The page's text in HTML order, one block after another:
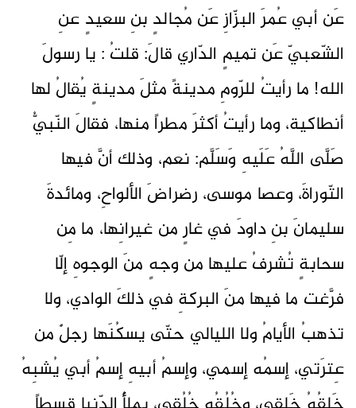
عَن أبي عُمرَ البزّازِ عَن مُجالدٍ بنِ سعيدٍ عنِ
الشّعبيّ عَن تميمٍ الدّاري قالَ: قلتُ : يا رسولَ
الله! ما رأيتُ للرّومِ مدينةً مثلَ مدينةٍ يُقالُ لها
أنطاكية، وما رأيتُ أكثرَ مطراً منها، فقالَ النّبيُّ
صَلَّى اللَّهُ عَلَيهِ وَسَلَّم: نعم، وذلك أنَّ فيها
التّوراةَ، وعصا موسى، رضراضَ الألواحِ، ومائدةَ
سليمانَ بنِ داودَ في غارٍ من غيرانِها، ما مِن
سحابةٍ تُشرفُ عليها من وجهٍ منَ الوجوهِ إلّا
فرَّغت ما فيها منَ البركةِ في ذلكَ الوادي، ولا
تذهبُ الأيامُ ولا الليالي حتّى يسكُنَها رجلٌ من
عِترَتي، إسمُه إسمي، وإسمُ أبيهِ إسمُ أبي يُشبِهُ